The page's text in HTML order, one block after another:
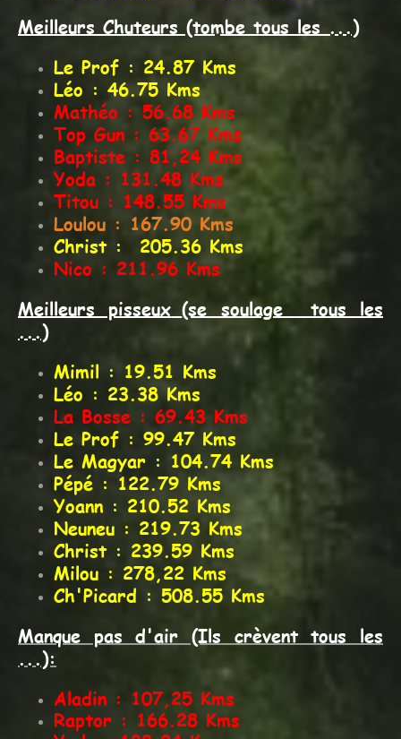
Meilleurs Chuteurs (tombe tous les ...)
Le Prof : 24.87 Kms
Léo : 46.75 Kms
Mathéo : 56.68 Kms
Top Gun : 63.67 Kms
Baptiste : 81,24 Kms
Yoda : 131.48 Kms
Titou : 148.55 Kms
Loulou : 167.90 Kms
Christ : 205.36 Kms
Nico : 211.96 Kms
Meilleurs pisseux (se soulage tous les
...)
Mimil : 19.51 Kms
Léo : 23.38 Kms
La Bosse : 69.43 Kms
Le Prof : 99.47 Kms
Le Magyar : 104.74 Kms
Pépé : 122.79 Kms
Yoann : 210.52 Kms
Neuneu : 219.73 Kms
Christ : 239.59 Kms
Milou : 278,22 Kms
Ch'Picard : 508.55 Kms
Manque pas d'air (Ils crèvent tous les
...):
Aladin : 107,25 Kms
Raptor : 166.28 Kms